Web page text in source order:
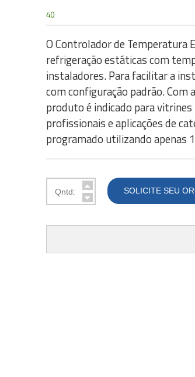
40
O Controlador de Temperatura
refrigeração estáticas com
instaladores. Para facilitar a
com configuração padrão.
produto é indicado para
profissionais e aplicações de
programado utilizando apenas
SOLICITE SEU